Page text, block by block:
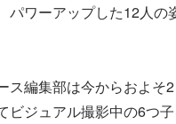
パワーアップした12人の
ス編集部は今からおよそ2
ビジュアル撮影中の6つ